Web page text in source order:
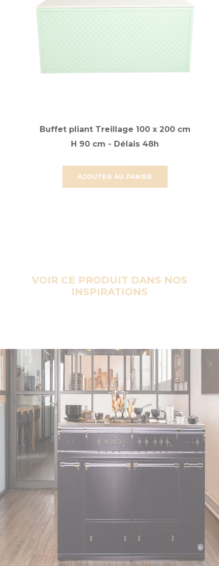
AJOUTER AU PANIER
Buffet pliant Treillage 100 x 200 cm
H 90 cm - Délais 48h
VOIR CE PRODUIT DANS NOS
INSPIRATIONS